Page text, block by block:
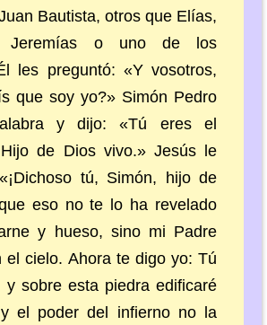
Bautista, otros que Elías,
Jeremías o uno de los
les preguntó: «Y vosotros,
que soy yo?» Simón Pedro
y dijo: «Tú eres el
de Dios vivo.» Jesús le
tú, Simón, hijo de
eso no te lo ha revelado
y hueso, sino mi Padre
el cielo. Ahora te digo yo: Tú
y sobre esta piedra edificaré
el poder del infierno no la